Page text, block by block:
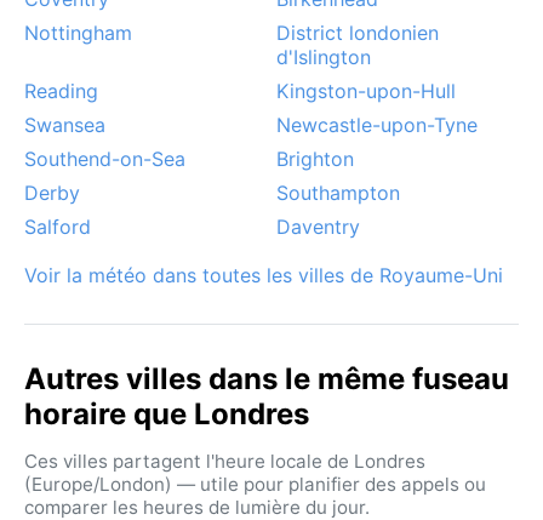
Nottingham
District londonien
d'Islington
Reading
Kingston-upon-Hull
Swansea
Newcastle-upon-Tyne
Southend-on-Sea
Brighton
Derby
Southampton
Salford
Daventry
Voir la météo dans toutes les villes de Royaume-Uni
Autres villes dans le même fuseau
horaire que Londres
Ces villes partagent l'heure locale de Londres
(Europe/London) — utile pour planifier des appels ou
comparer les heures de lumière du jour.